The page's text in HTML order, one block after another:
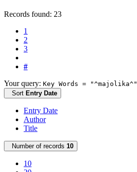
Records found: 23
1
2
3
#
Your query: Key Words = "^majolika^"
Sort Entry Date
Entry Date
Author
Title
Number of records 10
10